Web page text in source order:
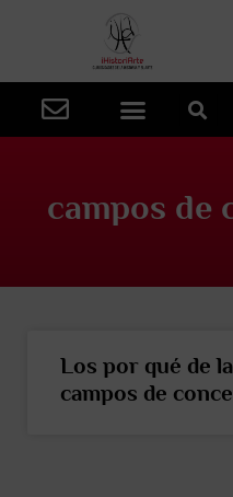
campos de
Los por qué de
campos de